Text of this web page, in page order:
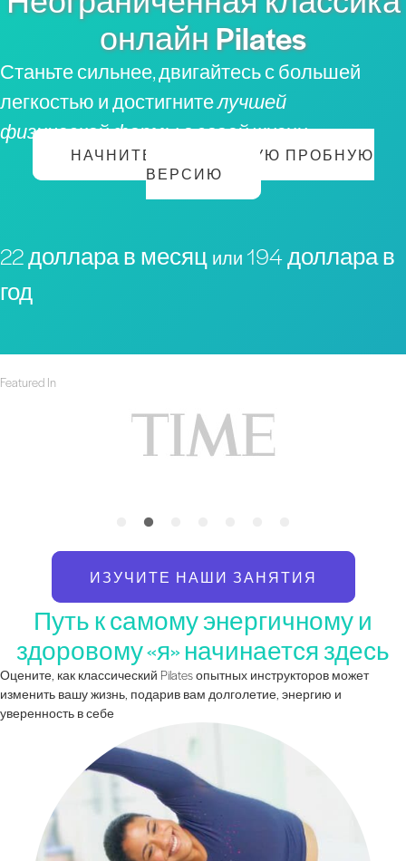
онлайн Pilates
Станьте сильнее, двигайтесь с большей
легкостью и достигнителучшей
физической формы в своей жизни
НАЧНИТЕ БЕСПЛАТНУЮ ПРОБНУЮ
ВЕРСИЮ
22 доллара в месяц или 194 доллара в
год
Featured In
ИЗУЧИТЕ НАШИ ЗАНЯТИЯ
Путь к самому энергичному и
здоровому «я» начинается здесь
Оцените, как классический Pilates опытных инструкторов может
изменить вашу жизнь, подарив вам долголетие, энергию и
уверенность в себе